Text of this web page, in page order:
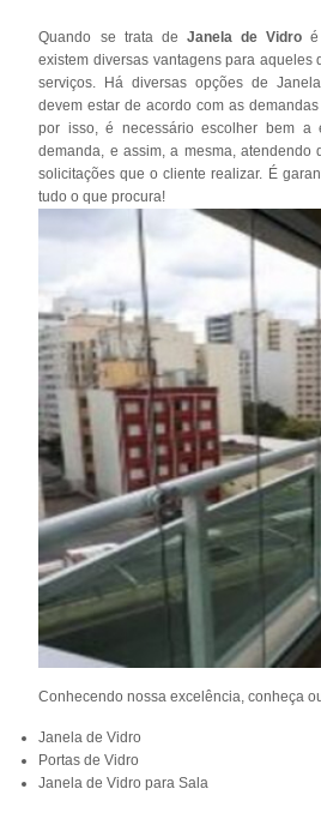
Quando se trata de Janela de Vidro
existem diversas vantagens para aqueles
serviços. Há diversas opções de
devem estar de acordo com as
por isso, é necessário escolher bem a
demanda, e assim, a mesma, atendendo
solicitações que o cliente realizar. É
tudo o que procura!
Conhecendo nossa excelência, conheça
Janela de Vidro
Portas de Vidro
Janela de Vidro para Sala